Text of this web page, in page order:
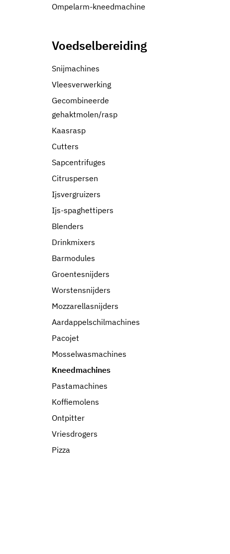
Ompelarm-kneedmachine
Voedselbereiding
Snijmachines
Vleesverwerking
Gecombineerde
gehaktmolen/rasp
Kaasrasp
Cutters
Sapcentrifuges
Citruspersen
Ijsvergruizers
Ijs-spaghettipers
Blenders
Drinkmixers
Barmodules
Groentesnijders
Worstensnijders
Mozzarellasnijders
Aardappelschilmachines
Pacojet
Mosselwasmachines
Kneedmachines
Pastamachines
Koffiemolens
Ontpitter
Vriesdrogers
Pizza